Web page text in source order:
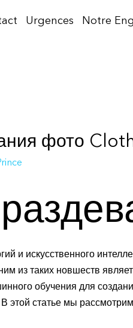
Urgences Notre
фото
и искусственного
из таких новшеств
обучения для
этой статье мы